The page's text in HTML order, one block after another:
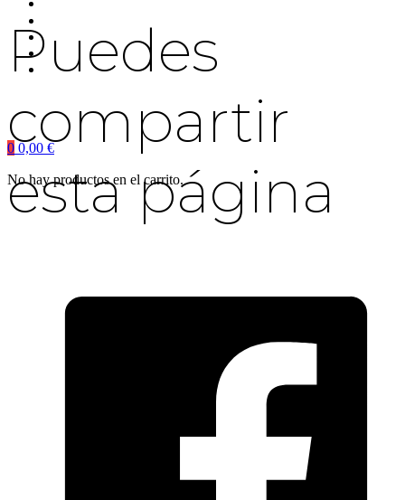
0 0,00 €
No hay productos en el carrito.
Puedes
compartir
esta página